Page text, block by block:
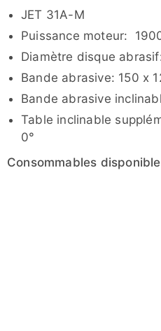
JET 31A-M
Puissance moteur:
Diamètre disque
Bande abrasive: 150 x
Bande abrasive
Table inclinable
0°
Consommables disponible